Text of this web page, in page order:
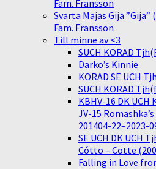
Fam. Fransson
Svarta Majas Gija
Fam. Fransson
Till minne av <3
SUCH KORAD
Darko’s Kinnie
KORAD SE UCH
SUCH KORAD
KBHV-16 DK UCH
JV-15
201404-22–2023-
SE UCH DK UCH
Cótto – Cotte
Falling in Love